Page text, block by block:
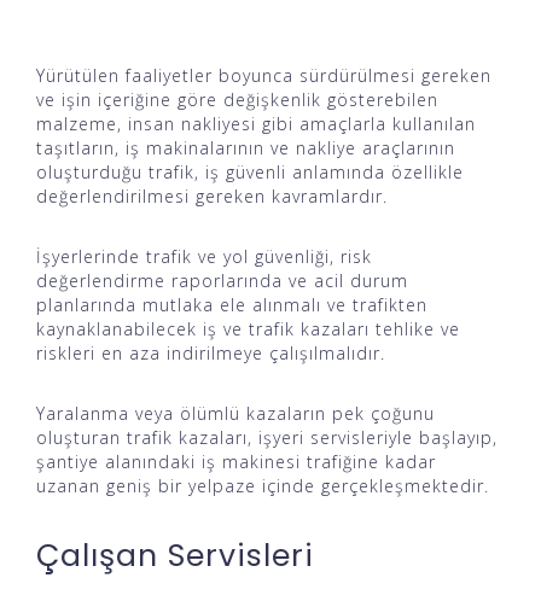
Yürütülen faaliyetler boyunca sürdürülmesi gereken
ve işin içeriğine göre değişkenlik gösterebilen
malzeme, insan nakliyesi gibi amaçlarla kullanılan
taşıtların, iş makinalarının ve nakliye araçlarının
oluşturduğu trafik, iş güvenli anlamında özellikle
değerlendirilmesi gereken kavramlardır.
İşyerlerinde trafik ve yol güvenliği, risk
değerlendirme raporlarında ve acil durum
planlarında mutlaka ele alınmalı ve trafikten
kaynaklanabilecek iş ve trafik kazaları tehlike ve
riskleri en aza indirilmeye çalışılmalıdır.
Yaralanma veya ölümlü kazaların pek çoğunu
oluşturan trafik kazaları, işyeri servisleriyle başlayıp,
şantiye alanındaki iş makinesi trafiğine kadar
uzanan geniş bir yelpaze içinde gerçekleşmektedir.
Çalışan Servisleri